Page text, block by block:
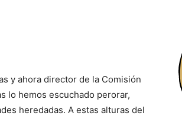
y ahora director de la Comisión
lo hemos escuchado perorar,
heredadas. A estas alturas del